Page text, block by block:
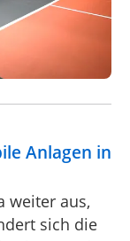
Anlagen in
weiter aus,
sich die